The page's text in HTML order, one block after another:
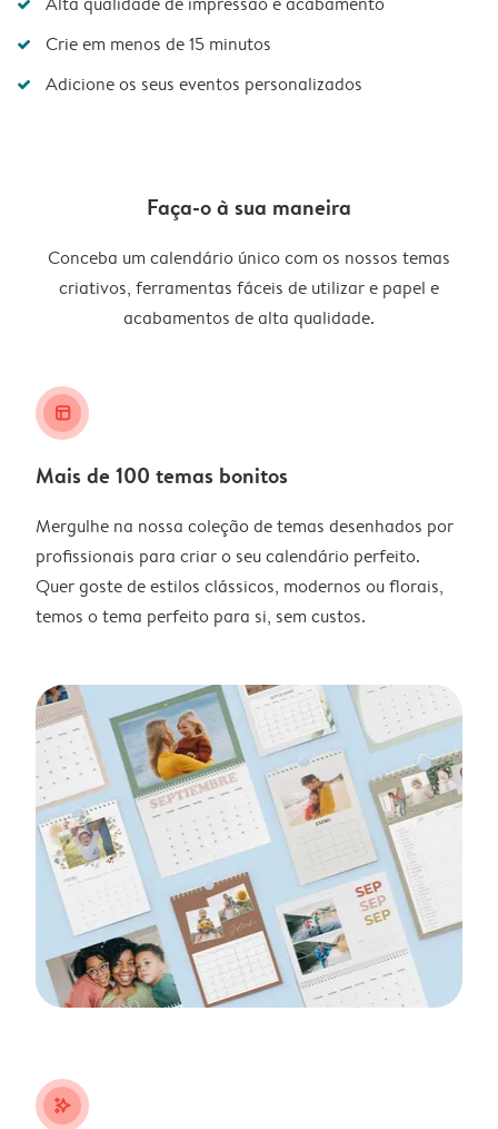
Crie em menos de 15 minutos
Adicione os seus eventos personalizados
Faça-o à sua maneira
Conceba um calendário único com os nossos temas
criativos, ferramentas fáceis de utilizar e papel e
acabamentos de alta qualidade.
layout_alt
Mais de 100 temas bonitos
Mergulhe na nossa coleção de temas desenhados por
profissionais para criar o seu calendário perfeito.
Quer goste de estilos clássicos, modernos ou florais,
temos o tema perfeito para si, sem custos.
stars_plus